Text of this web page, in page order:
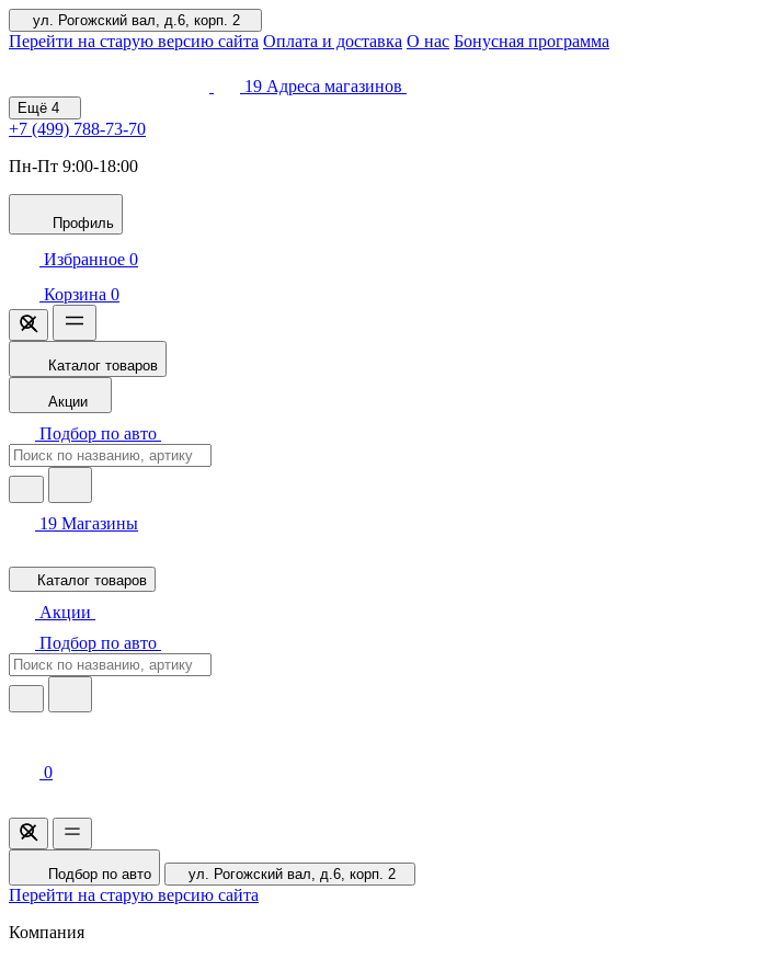
ул. Рогожский вал, д.6, корп. 2
Перейти на старую версию сайта Оплата и доставка О нас Бонусная программа
19 Адреса магазинов
Ещё 4
+7 (499) 788-73-70
Пн-Пт 9:00-18:00
Профиль
Избранное 0
Корзина 0
Каталог товаров
Акции
Подбор по авто
19 Магазины
Каталог товаров
Акции
Подбор по авто
0
Подбор по авто ул. Рогожский вал, д.6, корп. 2
Перейти на старую версию сайта
Компания